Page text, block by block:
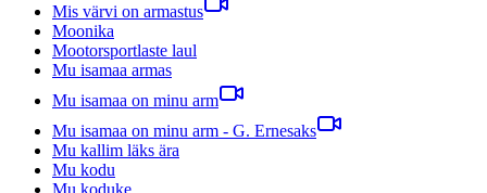
Mis värvi on armastus
Moonika
Mootorsportlaste laul
Mu isamaa armas
Mu isamaa on minu arm
Mu isamaa on minu arm - G. Ernesaks
Mu kallim läks ära
Mu kodu
Mu koduke